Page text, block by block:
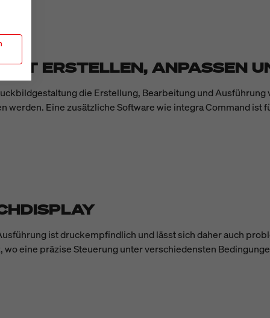
ERSTELLEN, ANPASSEN
die Erstellung, Bearbeitung und Ausführung
werden. Eine zusätzliche Software wie integra Command
ist druckempfindlich und lässt sich daher auch
eine präzise Steuerung unter verschiedensten